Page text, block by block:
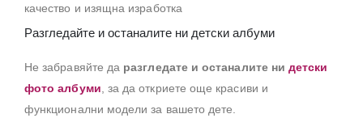
качество и изящна изработка
Разгледайте и останалите ни детски албуми
Не забравяйте да разгледате и останалите нидетски
фото албуми , за да откриете още красиви и
функционални модели за вашето дете.